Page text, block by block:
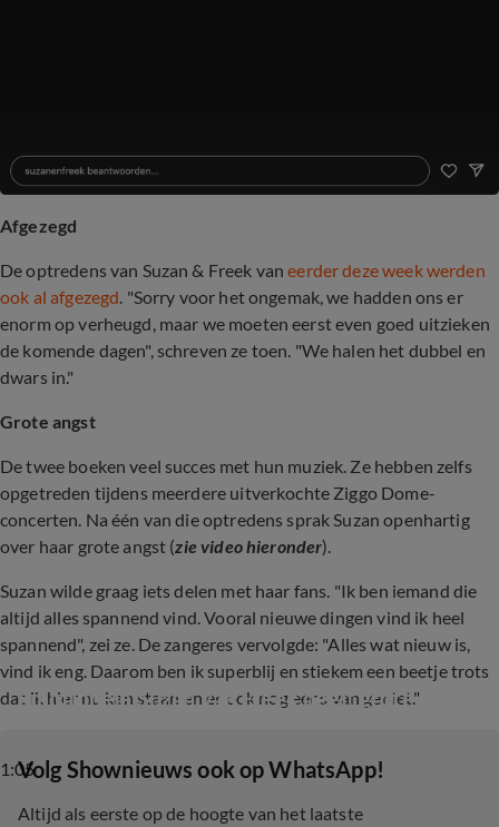
Afgezegd
De optredens van Suzan & Freek vaneerder deze week werden
ook al afgezegd . "Sorry voor het ongemak, we hadden ons er
enorm op verheugd, maar we moeten eerst even goed uitzieken
de komende dagen", schreven ze toen. "We halen het dubbel en
dwars in."
Grote angst
De twee boeken veel succes met hun muziek. Ze hebben zelfs
opgetreden tijdens meerdere uitverkochte Ziggo Dome-
concerten. Na één van die optredens sprak Suzan openhartig
over haar grote angst (zie video hieronder).
Suzan wilde graag iets delen met haar fans. "Ik ben iemand die
altijd alles spannend vind. Vooral nieuwe dingen vind ik heel
spannend", zei ze. De zangeres vervolgde: "Alles wat nieuw is,
vind ik eng. Daarom ben ik superblij en stiekem een beetje trots
dat ik hier nu kan staan en er ook nog eens van geniet."
1:05
Emotionele Suzan van Freek deelt grote angst
‎Volg Shownieuws ook op WhatsApp!
Altijd als eerste op de hoogte van het laatste